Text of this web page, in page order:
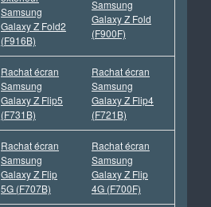
Samsung
Galaxy Z Fold2
(F916B)
Samsung
Galaxy Z Fold
(F900F)
Rachat écran
Samsung
Galaxy Z Flip5
(F731B)
Rachat écran
Samsung
Galaxy Z Flip4
(F721B)
Rachat écran
Samsung
Galaxy Z Flip
5G (F707B)
Rachat écran
Samsung
Galaxy Z Flip
4G (F700F)